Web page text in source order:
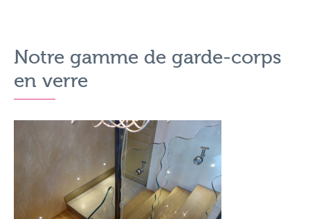
Notre gamme de garde-corps
en verre